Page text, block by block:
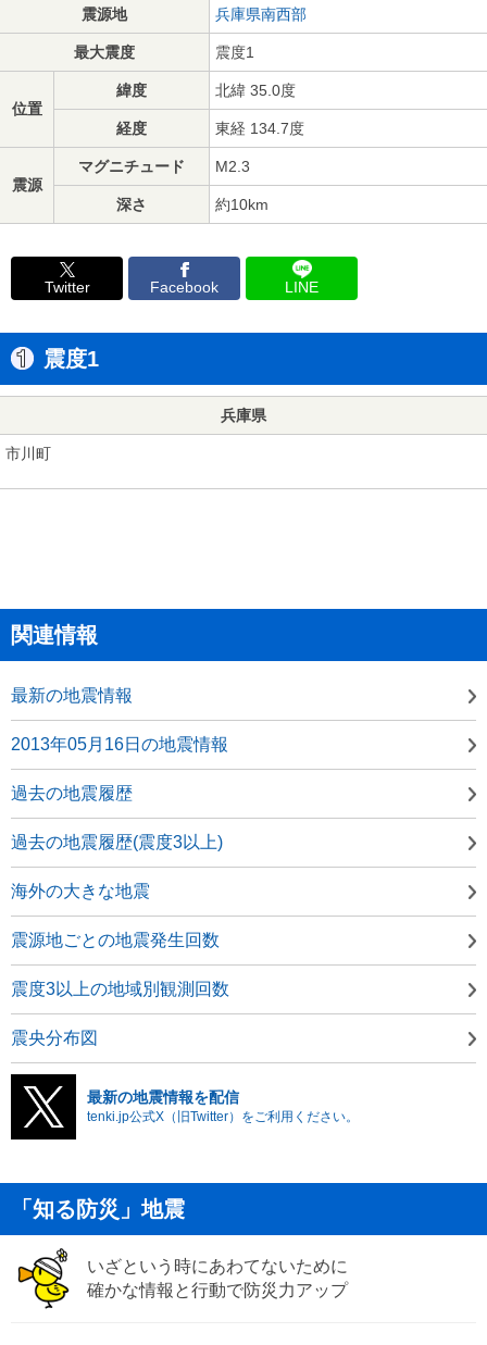
震源地 兵庫県南西部
最大震度 震度1
位置
緯度 北緯 35.0度
経度 東経 134.7度
震源
マグニチュード M2.3
深さ 約10km
Twitter Facebook LINE
震度1
兵庫県
市川町
関連情報
最新の地震情報
2013年05月16日の地震情報
過去の地震履歴
過去の地震履歴(震度3以上)
海外の大きな地震
震源地ごとの地震発生回数
震度3以上の地域別観測回数
震央分布図
最新の地震情報を配信
tenki.jp公式X（旧Twitter）をご利用ください。
「知る防災」地震
いざという時にあわてないために
確かな情報と行動で防災力アップ